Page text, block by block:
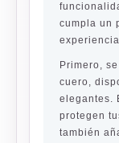
cumpla un
Primero,
cuero,
elegantes.
protegen
también